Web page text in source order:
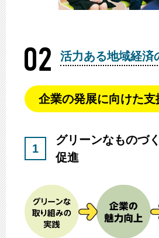
活力ある地域経済
企業の発展に向けた支
1
グリーンなものづ
促進